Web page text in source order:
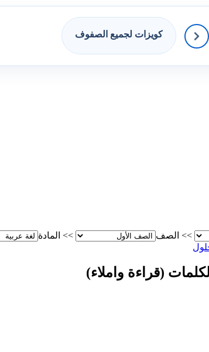
كويزات لجميع الصفوف
>> الصف >> المادة
(قراءة واملاء)